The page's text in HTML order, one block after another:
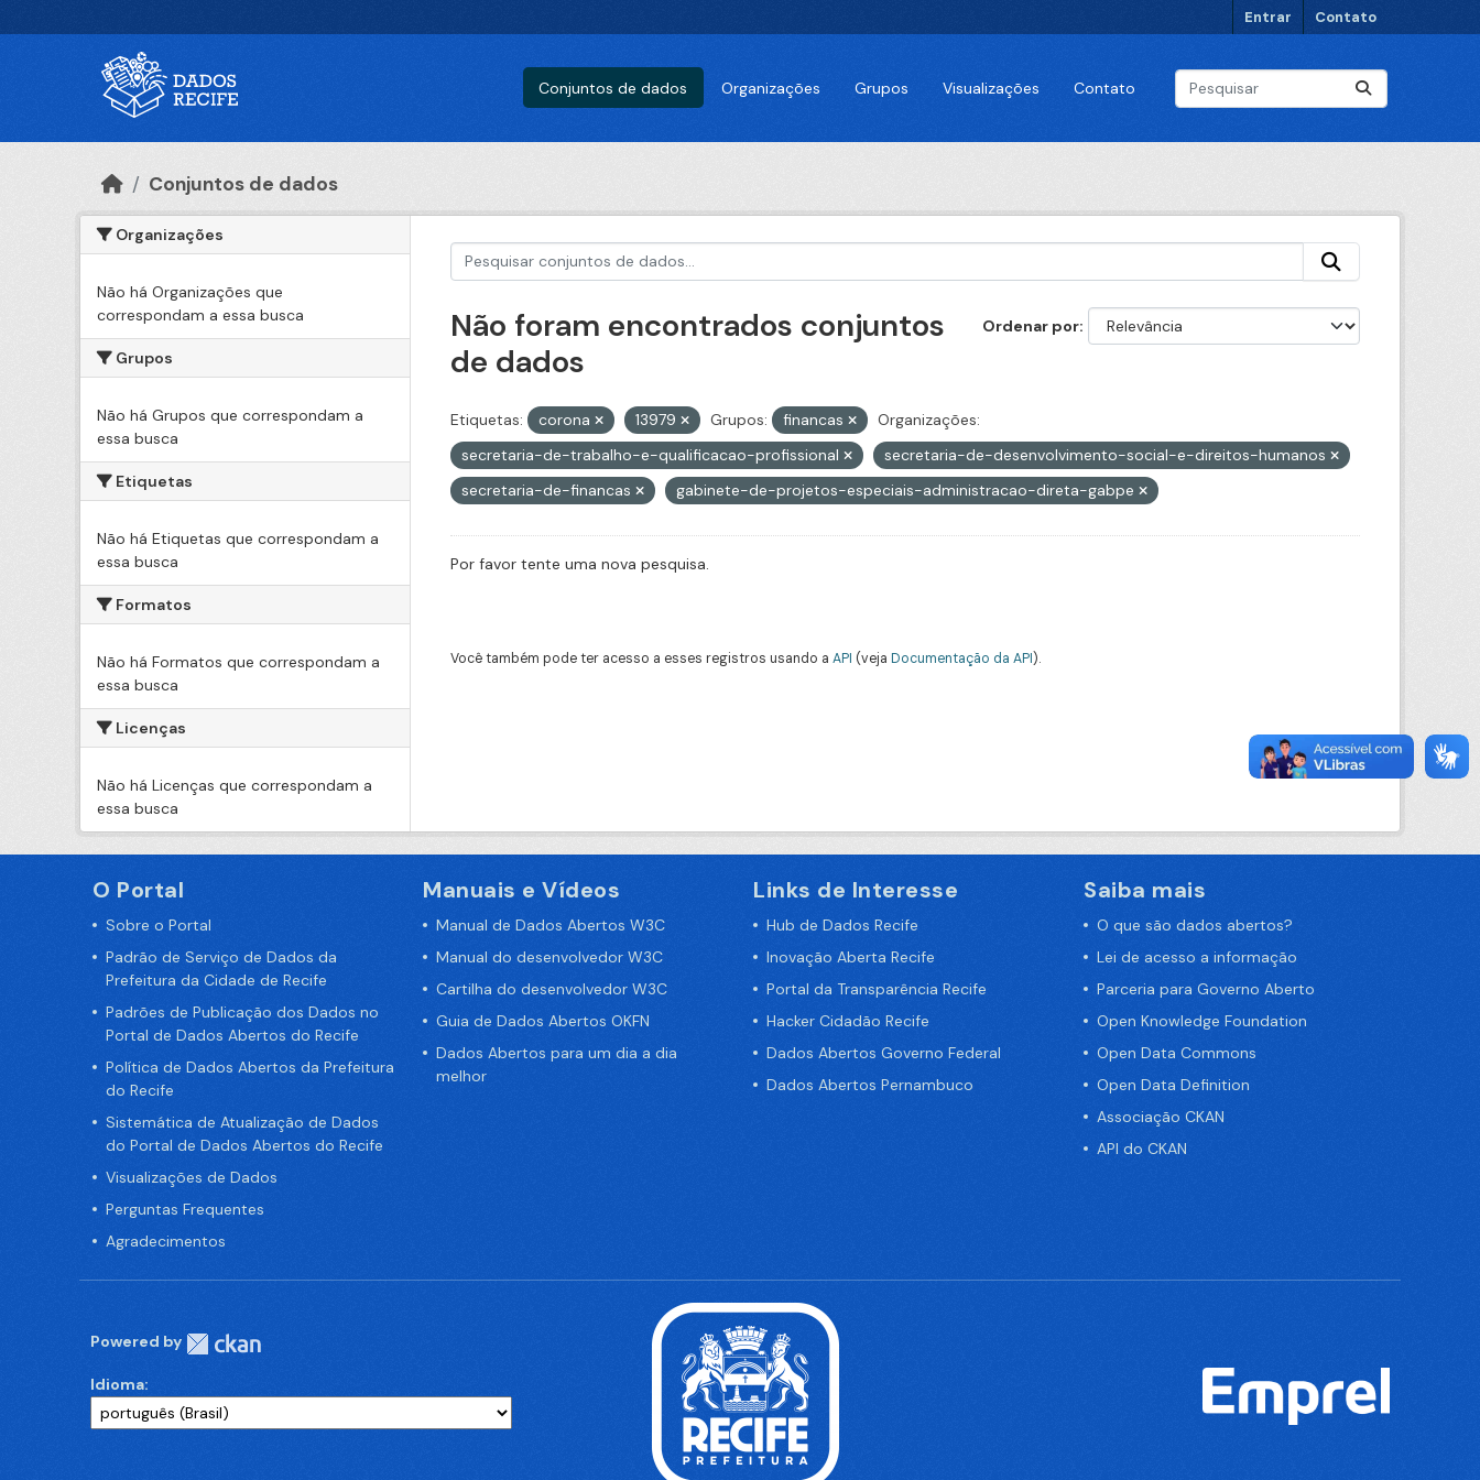
Entrar Contato
Conjuntos de dados Organizações Grupos Visualizações Contato
Conjuntos de dados
Organizações
Não há Organizações que
correspondam a essa busca
Grupos
Não há Grupos que correspondam a
essa busca
Etiquetas
Não há Etiquetas que correspondam a
essa busca
Formatos
Não há Formatos que correspondam a
essa busca
Licenças
Não há Licenças que correspondam a
essa busca
Ordenar por
Não foram encontrados conjuntos
de dados
Etiquetas: corona 13979 Grupos: financas
Organizações:
secretaria-de-trabalho-e-qualificacao-profissional
secretaria-de-desenvolvimento-social-e-direitos-humanos
secretaria-de-financas
gabinete-de-projetos-especiais-administracao-direta-gabpe
Por favor tente uma nova pesquisa.
Você também pode ter acesso a esses registros usando a API (veja Documentação da API).
O Portal
Sobre o Portal
Padrão de Serviço de Dados da
Prefeitura da Cidade de Recife
Padrões de Publicação dos Dados no
Portal de Dados Abertos do Recife
Política de Dados Abertos da Prefeitura
do Recife
Sistemática de Atualização de Dados
do Portal de Dados Abertos do Recife
Visualizações de Dados
Perguntas Frequentes
Agradecimentos
Manuais e Vídeos
Manual de Dados Abertos W3C
Manual do desenvolvedor W3C
Cartilha do desenvolvedor W3C
Guia de Dados Abertos OKFN
Dados Abertos para um dia a dia
melhor
Links de Interesse
Hub de Dados Recife
Inovação Aberta Recife
Portal da Transparência Recife
Hacker Cidadão Recife
Dados Abertos Governo Federal
Dados Abertos Pernambuco
Saiba mais
O que são dados abertos?
Lei de acesso a informação
Parceria para Governo Aberto
Open Knowledge Foundation
Open Data Commons
Open Data Definition
Associação CKAN
API do CKAN
Powered by
Idioma